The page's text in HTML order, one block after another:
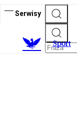
Serwisy
Sport